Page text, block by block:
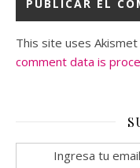
This site uses
comment data is
Ingresa tu